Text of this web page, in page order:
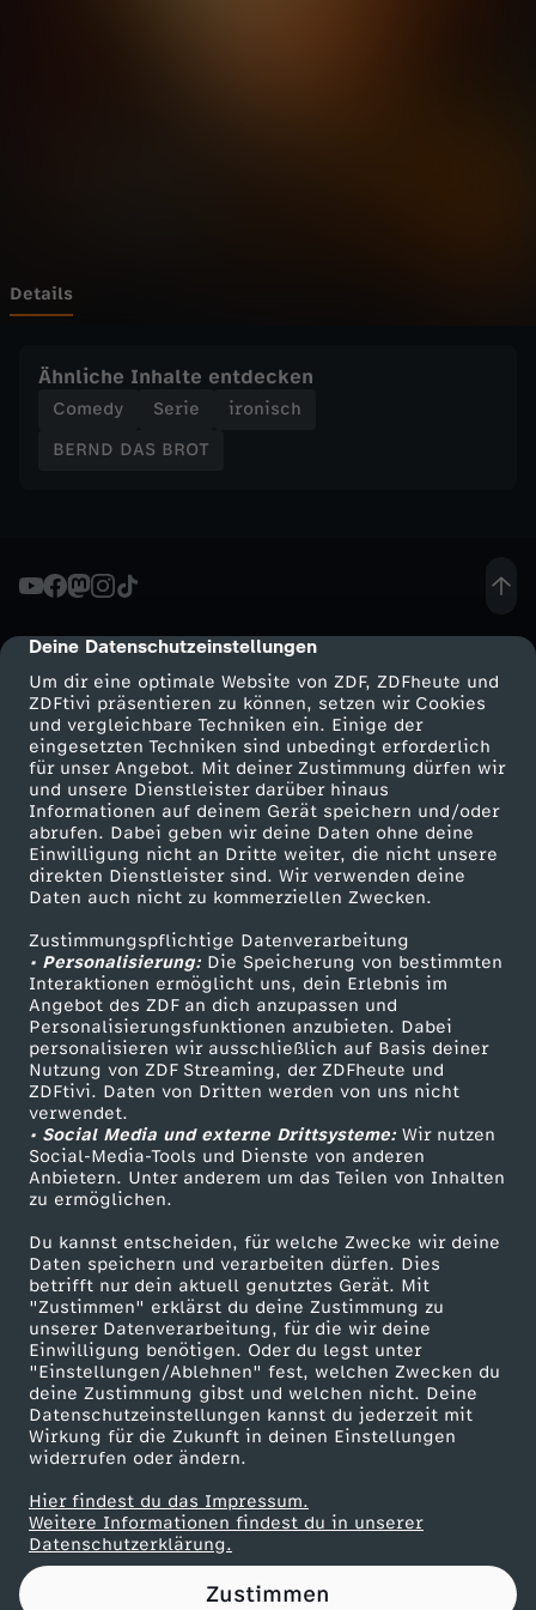
cmp-dialog-description
Deine Datenschutzeinstellungen
Um dir eine optimale Website von ZDF, ZDFheute und
ZDFtivi präsentieren zu können, setzen wir Cookies
und vergleichbare Techniken ein. Einige der
eingesetzten Techniken sind unbedingt erforderlich
für unser Angebot. Mit deiner Zustimmung dürfen wir
und unsere Dienstleister darüber hinaus
Informationen auf deinem Gerät speichern und/oder
abrufen. Dabei geben wir deine Daten ohne deine
Einwilligung nicht an Dritte weiter, die nicht unsere
direkten Dienstleister sind. Wir verwenden deine
Daten auch nicht zu kommerziellen Zwecken.
Zustimmungspflichtige Datenverarbeitung
• Personalisierung:Die Speicherung von bestimmten
Interaktionen ermöglicht uns, dein Erlebnis im
Angebot des ZDF an dich anzupassen und
Personalisierungsfunktionen anzubieten. Dabei
personalisieren wir ausschließlich auf Basis deiner
Nutzung von ZDF Streaming, der ZDFheute und
ZDFtivi. Daten von Dritten werden von uns nicht
verwendet.
• Social Media und externe Drittsysteme:Wir nutzen
Social-Media-Tools und Dienste von anderen
Anbietern. Unter anderem um das Teilen von Inhalten
zu ermöglichen.
Du kannst entscheiden, für welche Zwecke wir deine
Daten speichern und verarbeiten dürfen. Dies
betrifft nur dein aktuell genutztes Gerät. Mit
"Zustimmen" erklärst du deine Zustimmung zu
unserer Datenverarbeitung, für die wir deine
Einwilligung benötigen. Oder du legst unter
"Einstellungen/Ablehnen" fest, welchen Zwecken du
deine Zustimmung gibst und welchen nicht. Deine
Datenschutzeinstellungen kannst du jederzeit mit
Wirkung für die Zukunft in deinen Einstellungen
widerrufen oder ändern.
Hier findest du das Impressum.
Weitere Informationen findest du in unserer
Datenschutzerklärung.
Zustimmen
-
V
o
e
l
c
h
e
n
,
d
i
e
a
u
s
z
o
g
e
n
Details
Ähnliche Inhalte entdecken
Comedy Serie
ironisch
BERND DAS BROT
Mehr ZDF
ZDF-Apps
Smart TV
ZDFtext
Livestreams
Sendungen A-Z
TV-Programm
Service
ZDFmitreden
Kontakt zum ZDF
Tickets
Zuschauerservice
Hilfe
ZDF Unternehmen
Karriere
ZDF goes Schule
Werbefernsehen
Mainzelmännchen
Partner